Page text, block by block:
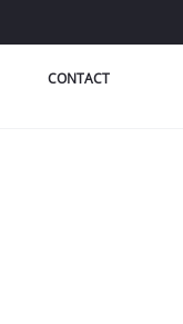
CONTACT